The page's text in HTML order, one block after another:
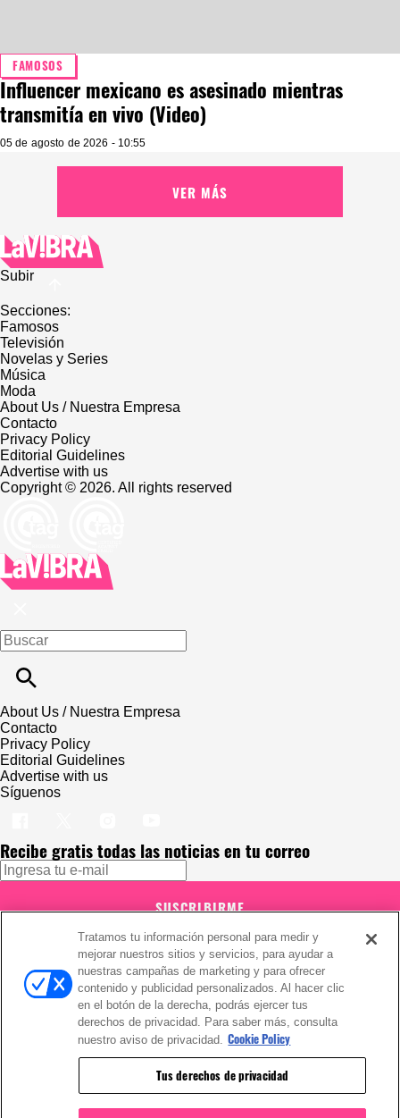
FAMOSOS
Influencer mexicano es asesinado mientras
transmitía en vivo (Video)
05 de agosto de 2026 - 10:55
VER MÁS
Subir
Secciones:
Famosos
Televisión
Novelas y Series
Música
Moda
About Us / Nuestra Empresa
Contacto
Privacy Policy
Editorial Guidelines
Advertise with us
Copyright © 2026. All rights reserved
About Us / Nuestra Empresa
Contacto
Privacy Policy
Editorial Guidelines
Advertise with us
Síguenos
Recibe gratis todas las noticias en tu correo
SUSCRIBIRME
Este sitio está protegido por reCAPTCHA y Google
Política de
y Se aplican lasCondiciones de servicio .
Suscribirse implica aceptar los términos y condiciones
¡Muchas gracias!Ya estás suscrito a nuestro newsletter
Recibe gratis todas las noticias en tu correo
Tratamos tu información personal para medir y
mejorar nuestros sitios y servicios, para ayudar a
nuestras campañas de marketing y para ofrecer
contenido y publicidad personalizados. Al hacer clic
en el botón de la derecha, podrás ejercer tus
derechos de privacidad. Para saber más, consulta
nuestro aviso de privacidad. Cookie Policy
Tus derechos de privacidad